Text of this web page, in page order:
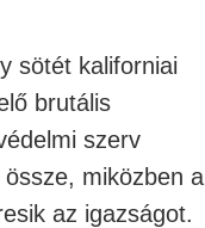
sötét kaliforniai
brutális
szerv
miközben a
az igazságot.